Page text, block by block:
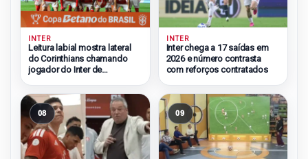
INTER
Leitura labial mostra lateral
do Corinthians chamando
jogador do Inter de
INTER
Inter chega a 17 saídas em
2026 e número contrasta
com reforços contratados
08 09